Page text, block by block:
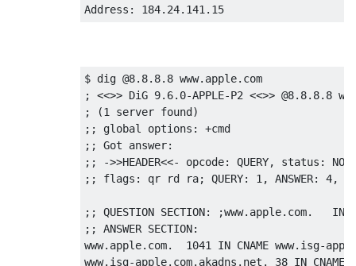
$ dig @8.8.8.8 www.apple.com
; <<>> DiG 9.6.0-APPLE-P2 <<>> @8.8.8.8
; (1 server found)
;; global options: +cmd
;; Got answer:
;; ->>HEADER<<- opcode: QUERY, status:
;; flags: qr rd ra; QUERY: 1, ANSWER: 4,
;; QUESTION SECTION: ;www.apple.com.   IN
;; ANSWER SECTION:
www.apple.com.  1041 IN CNAME www.isg-
www.isg-apple.com.akadns.net. 38 IN CNAME